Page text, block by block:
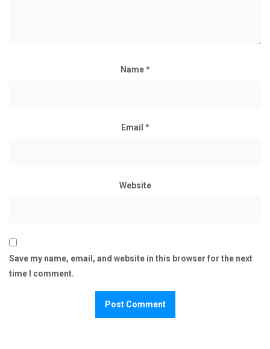
Name*
Email *
Website
Save my name, email, and website in this browser for the next
time I comment.